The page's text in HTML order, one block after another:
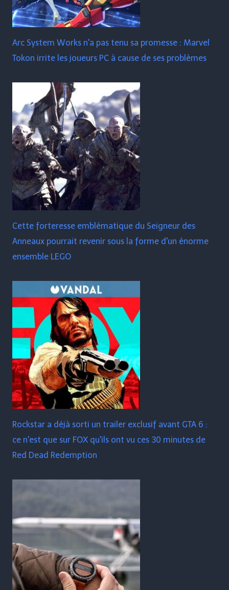
Arc System Works n'a pas tenu sa promesse : Marvel
Tokon irrite les joueurs PC à cause de ses problèmes
Cette forteresse emblématique du Seigneur des
Anneaux pourrait revenir sous la forme d'un énorme
ensemble LEGO
Rockstar a déjà sorti un trailer exclusif avant GTA 6 :
ce n'est que sur FOX qu'ils ont vu ces 30 minutes de
Red Dead Redemption